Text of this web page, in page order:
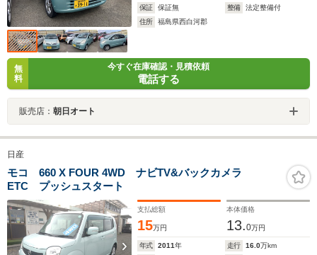
保証
保証無 整備
法定整備付
住所
福島県西白河郡
無
料
今すぐ在庫確認・見積依頼
電話する
販売店： 朝日オート
日産
モコ 660 X FOUR 4WD ナビTV&バックカメラ
ETC プッシュスタート
支払総額
15万円
本体価格
13.0万円
年式 2011年 走行 16.0万km